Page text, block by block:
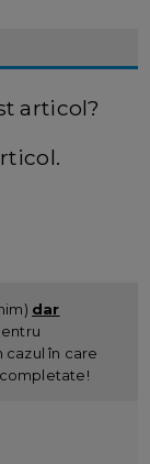
articol?
dar
cazul în care